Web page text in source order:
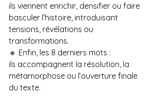
ils viennent enrichir, densifier ou faire
basculer l’histoire, introduisant
tensions, révélations ou
transformations.
🔹 Enfin, les 8 derniers mots :
ils accompagnent la résolution, la
métamorphose ou l’ouverture finale
du texte.